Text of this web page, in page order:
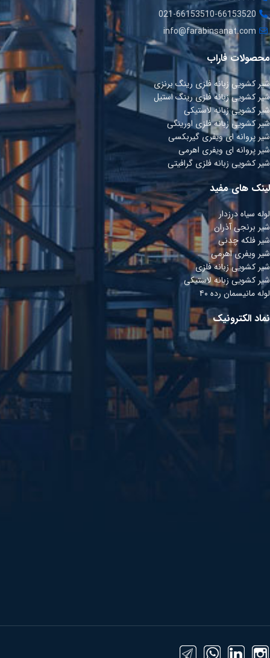
محصولات فاراب
شیر کشویی زبانه فلزی رینگ برنزی
شیر کشویی زبانه فلزی رینگ استیل
شیر کشویی زبانه لاستیکی
شیر کشویی زبانه فلزی اورینگی
شیر پروانه ای ویفری گیربکسی
شیر پروانه ای ویفری اھرمی
شیر کشویی زبانه فلزی گرافیتی
لینک های مفید
لوله سیاه درزدار
شیر برنجی آذران
شیر فلکه چدنی
شیر ویفری اهرمی
شیر کشویی زبانه فلزی
شیر کشویی زبانه لاستیکی
لوله مانیسمان رده ۴۰
نماد الکترونیک